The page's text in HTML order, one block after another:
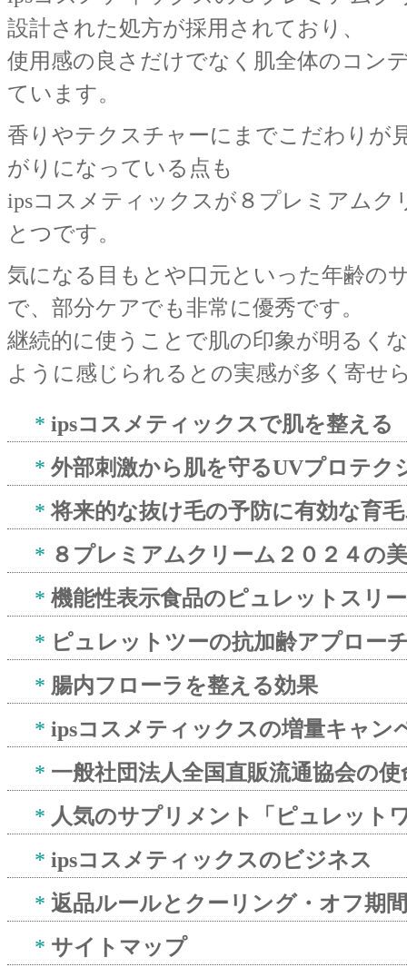
設計された処方が採用されており、
使用感の良さだけでなく肌全体のコン
ています。
香りやテクスチャーにまでこだわりが
がりになっている点も
ipsコスメティックスが８プレミアムク
とつです。
気になる目もとや口元といった年齢の
で、部分ケアでも非常に優秀です。
継続的に使うことで肌の印象が明るく
ように感じられるとの実感が多く寄せ
* ipsコスメティックスで肌を整える
* 外部刺激から肌を守るUVプロテク
*将来的な抜け毛の予防に有効な育
* ８プレミアムクリーム２０２４の
* 機能性表示食品のピュレットスリ
* ピュレットツーの抗加齢アプロー
* 腸内フローラを整える効果
* ipsコスメティックスの増量キャン
* 一般社団法人全国直販流通協会の使
* 人気のサプリメント「ピュレット
* ipsコスメティックスのビジネス
* 返品ルールとクーリング・オフ期間
* サイトマップ